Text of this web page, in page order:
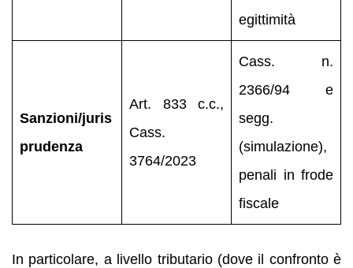
egittimità
Sanzioni/juris
prudenza
Art. 833 c.c.,
Cass.
3764/2023
Cass. n.
2366/94 e
segg.
(simulazione),
penali in frode
fiscale
In particolare, a livello tributario (dove il confronto è